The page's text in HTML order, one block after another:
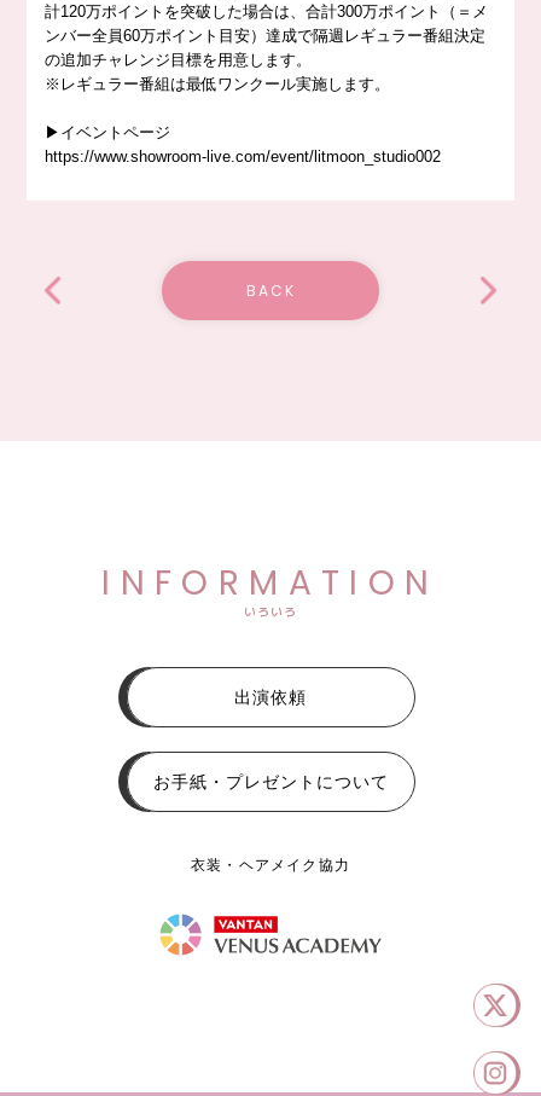
計120万ポイントを突破した場合は、合計300万ポイント（＝メ
ンバー全員60万ポイント目安）達成で隔週レギュラー番組決定
の追加チャレンジ目標を用意します。
※レギュラー番組は最低ワンクール実施します。
▶︎イベントページ
https://www.showroom-live.com/event/litmoon_studio002
BACK
INFORMATION
いろいろ
出演依頼
お手紙・プレゼントについて
衣装・ヘアメイク協力